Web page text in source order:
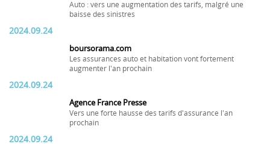
Auto : vers une augmentation des tarifs, malgré une
baisse des sinistres
2024.09.24
boursorama.com
Les assurances auto et habitation vont fortement
augmenter l'an prochain
2024.09.24
Agence France Presse
Vers une forte hausse des tarifs d'assurance l'an
prochain
2024.09.24